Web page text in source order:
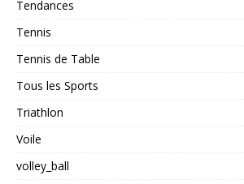
Tendances
Tennis
Tennis de Table
Tous les Sports
Triathlon
Voile
volley_ball